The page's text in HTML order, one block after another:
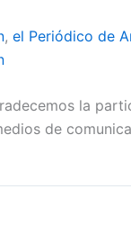
, el Periódico de
la
de